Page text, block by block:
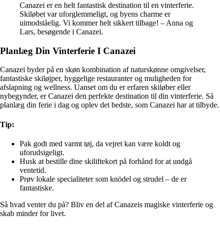
Canazei er en helt fantastisk destination til en vinterferie.
Skiløbet var uforglemmeligt, og byens charme er
uimodståelig. Vi kommer helt sikkert tilbage! – Anna og
Lars, besøgende i Canazei.
Planlæg Din Vinterferie I Canazei
Canazei byder på en skøn kombination af naturskønne omgivelser,
fantastiske skiløjper, hyggelige restauranter og muligheden for
afslapning og wellness. Uanset om du er erfaren skiløber eller
nybegynder, er Canazei den perfekte destination til din vinterferie. Så
planlæg din ferie i dag og oplev det bedste, som Canazei har at tilbyde.
Tip:
Pak godt med varmt tøj, da vejret kan være koldt og
uforudsigeligt.
Husk at bestille dine skiliftekort på forhånd for at undgå
ventetid.
Prøv lokale specialiteter som knödel og strudel – de er
fantastiske.
Så hvad venter du på? Bliv en del af Canazeis magiske vinterferie og
skab minder for livet.